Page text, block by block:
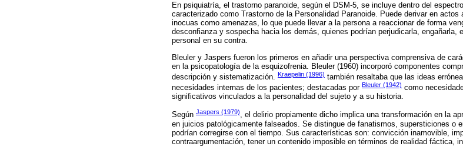
En psiquiatría, el trastorno paranoide, según el DSM-5, se incluye dentro del
caracterizado como Trastorno de la Personalidad Paranoide. Puede derivar en
inocuas como amenazas, lo que puede llevar a la persona a reaccionar de forma
desconfianza y sospecha hacia los demás, quienes podrían perjudicarla, engañarla,
personal en su contra.
Bleuler y Jaspers fueron los primeros en añadir una perspectiva comprensiva de
en la psicopatología de la esquizofrenia. Bleuler (1960) incorporó componentes
descripción y sistematización.
Kraepelin (1996) también resaltaba que las ideas
necesidades internas de los pacientes; destacadas por Bleuler (1942) como
significativos vinculados a la personalidad del sujeto y a su historia.
Según Jaspers (1979), el delirio propiamente dicho implica una transformación en la
en juicios patológicamente falseados. Se distingue de fanatismos, supersticiones o
podrían corregirse con el tiempo. Sus características son: convicción inamovible,
contraargumentación, tener un contenido imposible en términos de realidad fáctica,